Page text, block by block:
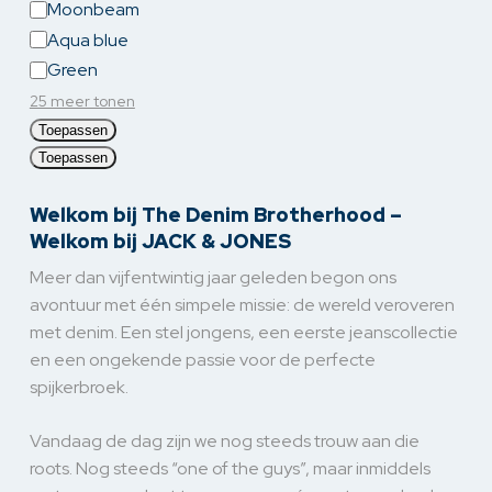
Moonbeam
Aqua blue
Green
25 meer tonen
Toepassen
Toepassen
Welkom bij The Denim Brotherhood –
Welkom bij JACK & JONES
Meer dan vijfentwintig jaar geleden begon ons
avontuur met één simpele missie: de wereld veroveren
met denim. Een stel jongens, een eerste jeanscollectie
en een ongekende passie voor de perfecte
spijkerbroek.
Vandaag de dag zijn we nog steeds trouw aan die
roots. Nog steeds “one of the guys”, maar inmiddels